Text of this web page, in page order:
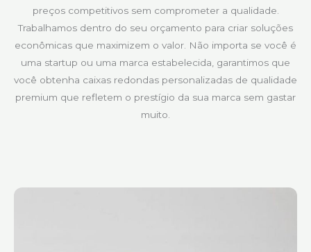
preços competitivos sem comprometer a qualidade.
Trabalhamos dentro do seu orçamento para criar soluções
econômicas que maximizem o valor. Não importa se você é
uma startup ou uma marca estabelecida, garantimos que
você obtenha caixas redondas personalizadas de qualidade
premium que refletem o prestígio da sua marca sem gastar
muito.